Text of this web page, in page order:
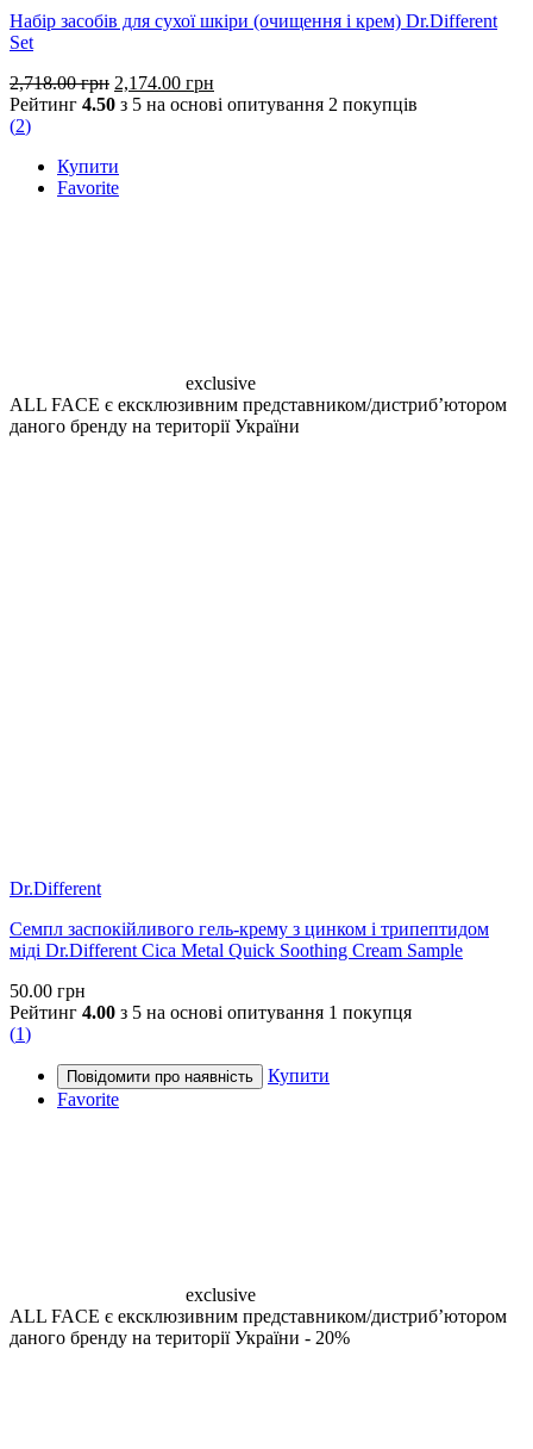
Набір засобів для сухої шкіри (очищення і крем) Dr.Different
Set
2,718.00грн Оригінальна
ціна:
2,174.00 грн
ціна:
Рейтинг 4.50 з 5 на основі опитування 2 покупців
(2)
Купити
Favorite
exclusive
ALL FACE є ексклюзивним представником/дистрибʼютором
даного бренду на території України
Dr.Different
Семпл заспокійливого гель-крему з цинком і трипептидом
міді Dr.Different Cica Metal Quick Soothing Cream Sample
50.00 грн
Рейтинг 4.00 з 5 на основі опитування 1 покупця
(1)
Купити
Favorite
exclusive
ALL FACE є ексклюзивним представником/дистрибʼютором
даного бренду на території України - 20%